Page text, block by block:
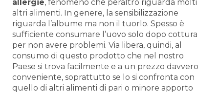
allergie, fenomeno che peraltro riguarda molti
altri alimenti. In genere, la sensibilizzazione
riguarda l’albume ma non il tuorlo. Spesso è
sufficiente consumare l’uovo solo dopo cottura
per non avere problemi. Via libera, quindi, al
consumo di questo prodotto che nel nostro
Paese si trova facilmente e a un prezzo davvero
conveniente, soprattutto se lo si confronta con
quello di altri alimenti di pari o minore apporto